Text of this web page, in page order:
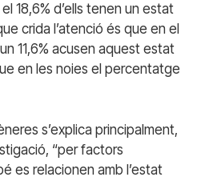
18,6% d’ells tenen un estat
crida l’atenció és que en el
11,6% acusen aquest estat
en les noies el percentatge
s’explica principalment,
“per factors
es relacionen amb l’estat